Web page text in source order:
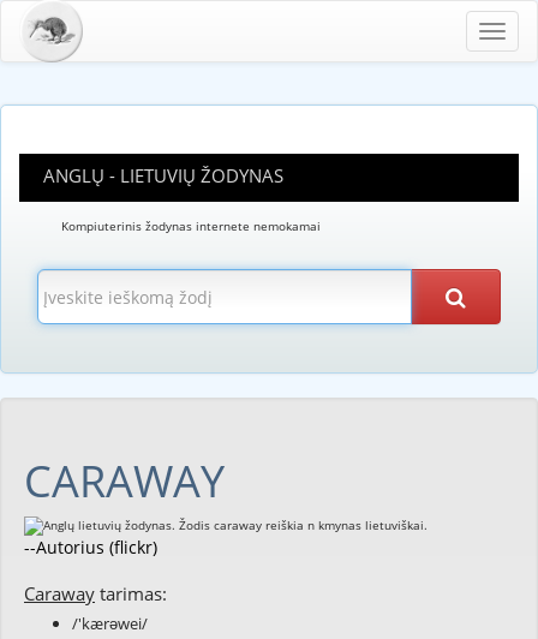
ANGLŲ - LIETUVIŲ ŽODYNAS
Kompiuterinis žodynas internete nemokamai
CARAWAY
--Autorius (flickr)
Caraway tarimas:
/'kærəwei/